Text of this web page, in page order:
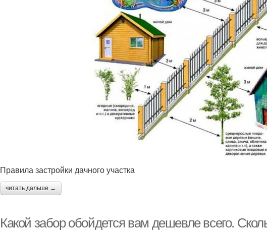
Правила застройки дачного участка
читать дальше →
Какой забор обойдется вам дешевле всего.